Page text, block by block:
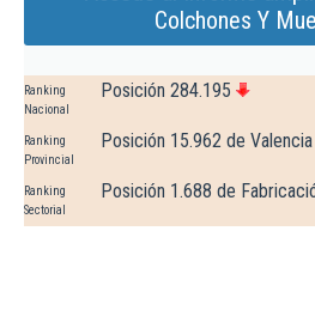
Colchones Y
Ranking
Nacional
Posición 284.195
Ranking
Provincial
Posición 15.962 de Valencia
Ranking
Sectorial
Posición 1.688 de